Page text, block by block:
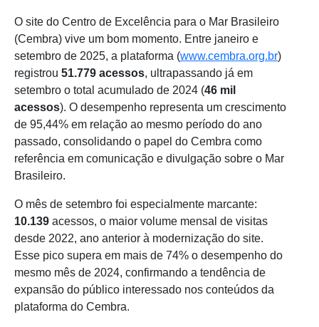
O site do Centro de Excelência para o Mar Brasileiro
(Cembra) vive um bom momento. Entre janeiro e
setembro de 2025, a plataforma (www.cembra.org.br)
registrou 51.779 acessos, ultrapassando já em
setembro o total acumulado de 2024 (46 mil
acessos). O desempenho representa um crescimento
de 95,44% em relação ao mesmo período do ano
passado, consolidando o papel do Cembra como
referência em comunicação e divulgação sobre o Mar
Brasileiro.
O mês de setembro foi especialmente marcante:
10.139 acessos, o maior volume mensal de visitas
desde 2022, ano anterior à modernização do site.
Esse pico supera em mais de 74% o desempenho do
mesmo mês de 2024, confirmando a tendência de
expansão do público interessado nos conteúdos da
plataforma do Cembra.